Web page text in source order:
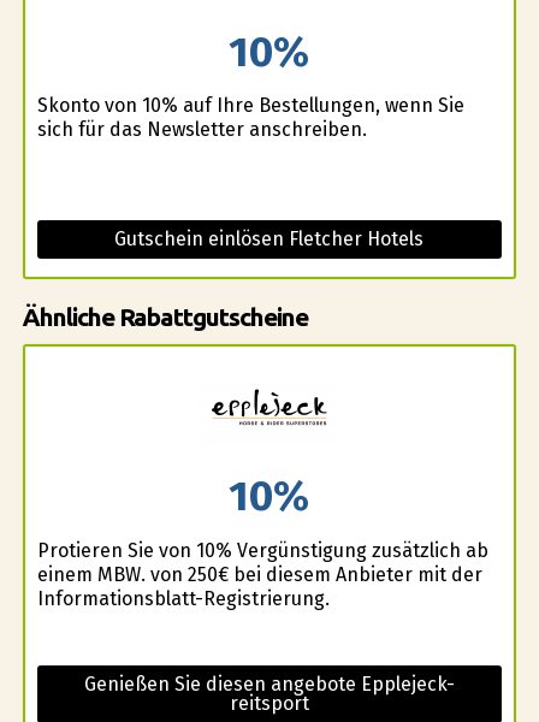
10%
Skonto von 10% auf Ihre Bestellungen, wenn Sie
sich für das Newsletter anschreiben.
Gutschein einlösen Fletcher Hotels
Ähnliche Rabattgutscheine
10%
Profitieren Sie von 10% Vergünstigung zusätzlich ab
einem MBW. von 250€ bei diesem Anbieter mit der
Informationsblatt-Registrierung.
Genießen Sie diesen angebote Epplejeck-
reitsport